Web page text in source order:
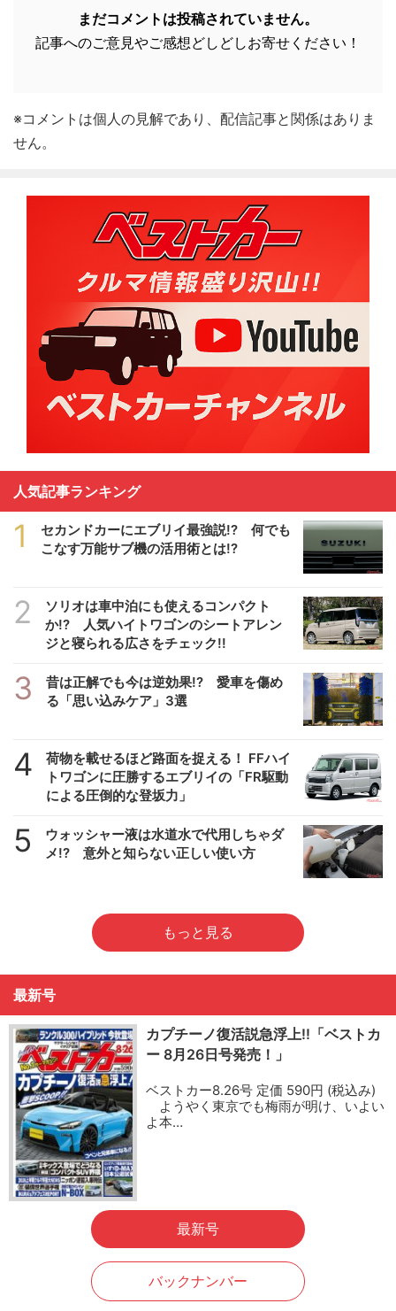
まだコメントは投稿されていません。
記事へのご意見やご感想どしどしお寄せください！
※コメントは個人の見解であり、配信記事と関係はありま
せん。
人気記事ランキング
1
セカンドカーにエブリイ最強説!? 何でも
こなす万能サブ機の活用術とは!?
2
ソリオは車中泊にも使えるコンパクト
か!? 人気ハイトワゴンのシートアレン
ジと寝られる広さをチェック!!
3
昔は正解でも今は逆効果!? 愛車を傷め
る「思い込みケア」3選
4
荷物を載せるほど路面を捉える！ FFハイ
トワゴンに圧勝するエブリイの「FR駆動
による圧倒的な登坂力」
5
ウォッシャー液は水道水で代用しちゃダ
メ!? 意外と知らない正しい使い方
もっと見る
最新号
カプチーノ復活説急浮上!!「ベストカ
ー 8月26日号発売！」
ベストカー8.26号 定価 590円 (税込み)
ようやく東京でも梅雨が明け、いよい
よ本…
最新号
バックナンバー